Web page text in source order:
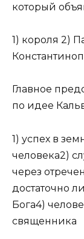
который
1) короля 2)
Главное
по идее
1) успех в
человека2)
через
достаточно
Бога4)
священника